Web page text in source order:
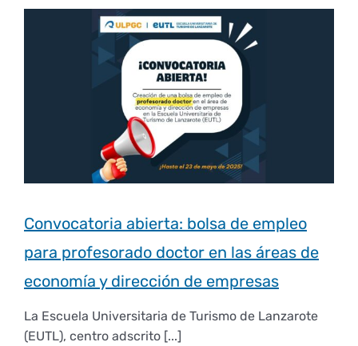
Derechos y deberes
Representantes
Convocatoria abierta: bolsa de empleo
para profesorado doctor en las áreas de
economía y dirección de empresas
La Escuela Universitaria de Turismo de Lanzarote
(EUTL), centro adscrito [...]